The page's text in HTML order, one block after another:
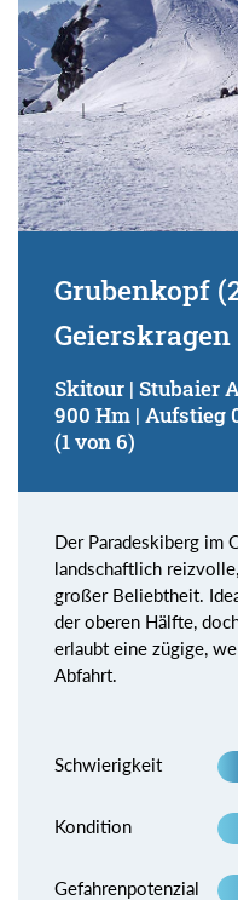
Grubenkopf
Geierskragen
Skitour | Stubaier
900 Hm | Aufstieg
(1 von 6)
Der Paradeskiberg im
landschaftlich
großer Beliebtheit.
der oberen Hälfte,
erlaubt eine zügige,
Abfahrt.
Schwierigkeit
Kondition
Gefahrenpotenzial